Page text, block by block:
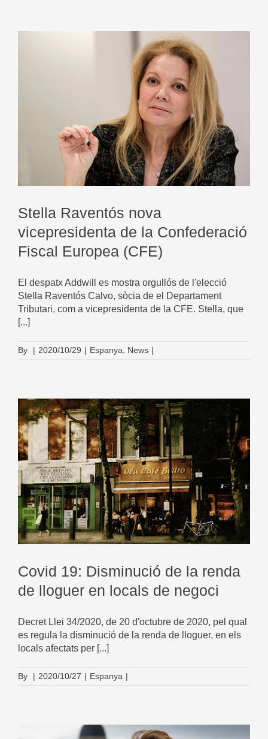
Stella Raventós nova
vicepresidenta de la Confederació
Fiscal Europea (CFE)
El despatx Addwill es mostra orgullós de l'elecció
Stella Raventós Calvo, sòcia de el Departament
Tributari, com a vicepresidenta de la CFE. Stella, que
[...]
By | 2020/10/29 | Espanya News |
Covid 19: Disminució de la renda
de lloguer en locals de negoci
Decret Llei 34/2020, de 20 d'octubre de 2020, pel qual
es regula la disminució de la renda de lloguer, en els
locals afectats per [...]
By | 2020/10/27 | Espanya |